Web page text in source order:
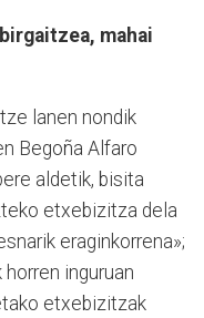
mahai
lanen nondik
Begoña Alfaro
aldetik, bisita
etxebizitza dela
eraginkorrena»;
inguruan
etxebizitzak